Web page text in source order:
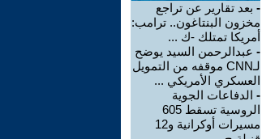
- بعد تقارير عن تراجع
مخزون البنتاغون.. ترامب:
أمريكا تمتلك -ك ...
- عبدالرحمن السيد يوضح
لـCNN موقفه من التمويل
العسكري الأمريكي ...
- الدفاعات الجوية
الروسية تسقط 605
مسيرات أوكرانية و12